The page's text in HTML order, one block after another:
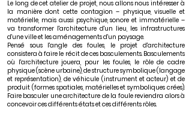
Le long de cet atelier de projet, nous allons nous intéresser à
la manière dont cette contagion – physique, visuelle et
matérielle, mais aussi psychique, sonore et immatérielle –
va transformer l'architecture d'un lieu, les infrastructures
d'une ville et les aménagements d'un paysage.
Pensé sous l'angle des foules, le projet d'architecture
consistera à faire le récit de ces basculements. Basculements
où l'architecture jouera, pour les foules, le rôle de cadre
physique (scène urbaine), de structure symbolique (langage
et représentation), de véhicule (instrument et acteur) et de
produit (formes spatiales, matérielles et symboliques crées).
Faire basculer une architecture de la foule reviendra alors à
concevoir ces différents états et ces différents rôles.